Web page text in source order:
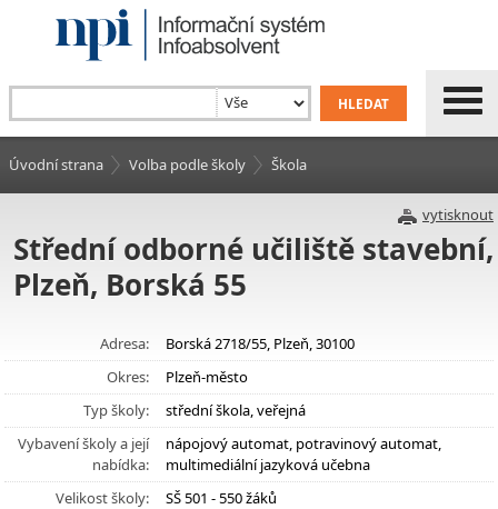
Úvodní strana Volba podle školy Škola
vytisknout
Střední odborné učiliště stavební,
Plzeň, Borská 55
Adresa:
Borská 2718/55, Plzeň, 30100
Okres:
Plzeň-město
Typ školy:
střední škola, veřejná
Vybavení školy a její
nabídka:
nápojový automat, potravinový automat,
multimediální jazyková učebna
Velikost školy:
SŠ 501 - 550 žáků